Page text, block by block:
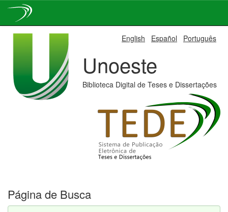
English Español Português
Unoeste
Biblioteca Digital de Teses e Dissertações
Página de Busca